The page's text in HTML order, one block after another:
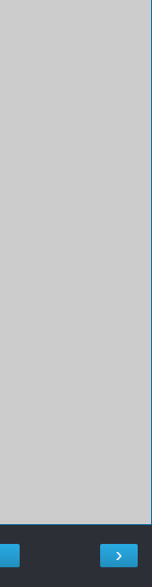
›